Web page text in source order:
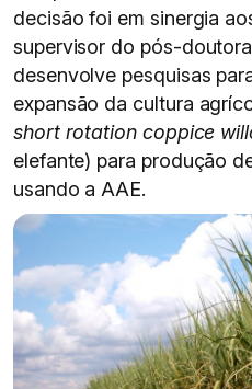
decisão foi em sinergia
supervisor do pós-
desenvolve pesquisas
expansão da cultura
short rotation coppice
elefante) para produção
usando a AAE.